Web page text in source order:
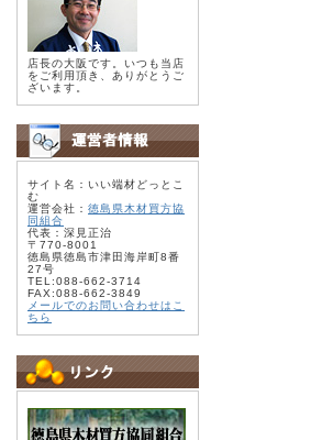
店長の大阪です。いつも当店
をご利用頂き、ありがとうご
ざいます。
サイト名：いい端材どっとこ
む
運営会社： 徳島県木材買方協
同組合
代表：深見正治
〒770-8001
徳島県徳島市津田海岸町8番
27号
TEL:088-662-3714
FAX:088-662-3849
メールでのお問い合わせはこ
ちら